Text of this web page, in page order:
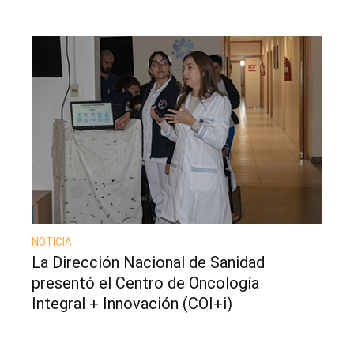
La Dirección Nacional de Sanidad
presentó el Centro de Oncología
Integral + Innovación (COI+i)
NOTICIA